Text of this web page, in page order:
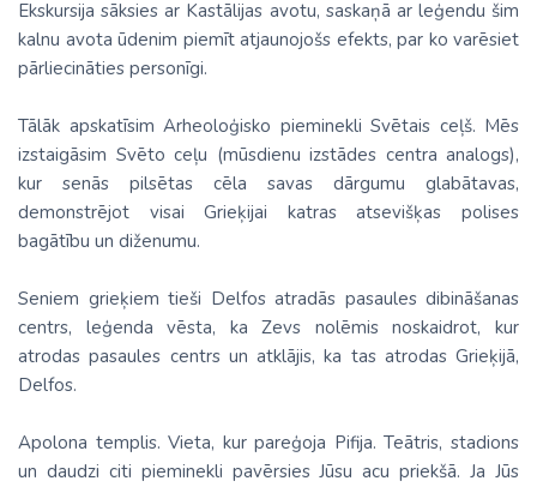
Ekskursija sāksies ar Kastālijas avotu, saskaņā ar leģendu šim
kalnu avota ūdenim piemīt atjaunojošs efekts, par ko varēsiet
pārliecināties personīgi.
Tālāk apskatīsim Arheoloģisko pieminekli Svētais ceļš. Mēs
izstaigāsim Svēto ceļu (mūsdienu izstādes centra analogs),
kur senās pilsētas cēla savas dārgumu glabātavas,
demonstrējot visai Grieķijai katras atsevišķas polises
bagātību un diženumu.
Seniem grieķiem tieši Delfos atradās pasaules dibināšanas
centrs, leģenda vēsta, ka Zevs nolēmis noskaidrot, kur
atrodas pasaules centrs un atklājis, ka tas atrodas Grieķijā,
Delfos.
Apolona templis. Vieta, kur pareģoja Pifija. Teātris, stadions
un daudzi citi pieminekli pavērsies Jūsu acu priekšā. Ja Jūs